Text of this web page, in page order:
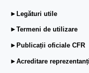
►Legături utile
►Termeni de utilizare
►Publicații oficiale CFR
►Acreditare